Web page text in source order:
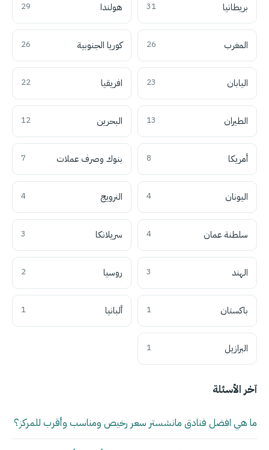
بريطانيا 31 هولندا 29
المغرب 26 كوريا الجنوبية 26
اليابان 23 افريقيا 22
الطيران 13 البحرين 12
أمريكا 8 بنوك وصرف عملات 7
اليونان 4 النرويج 4
سلطنة عمان 4 سريلانكا 3
الهند 3 روسيا 2
باكستان 1 ألبانيا 1
البرازيل 1
آخر الأسئلة
ما هي افضل فنادق مانشستر سعر رخيص ومناسب وأقرب للمركز؟